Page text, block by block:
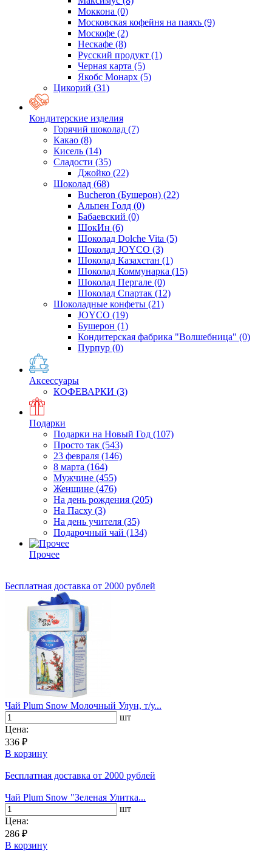
Моккона (0)
Московская кофейня на паяхъ (9)
Москофе (2)
Нескафе (8)
Русский продукт (1)
Черная карта (5)
Якобс Монарх (5)
Цикорий (31)
Кондитерские изделия
Горячий шоколад (7)
Какао (8)
Кисель (14)
Сладости (35)
Джойко (22)
Шоколад (68)
Bucheron (Бушерон) (22)
Альпен Голд (0)
Бабаевский (0)
ШокИн (6)
Шоколад Dolche Vita (5)
Шоколад JOYCO (3)
Шоколад Казахстан (1)
Шоколад Коммунарка (15)
Шоколад Пергале (0)
Шоколад Спартак (12)
Шоколадные конфеты (21)
JOYCO (19)
Бушерон (1)
Кондитерская фабрика "Волшебница" (0)
Пурпур (0)
Аксессуары
КОФЕВАРКИ (3)
Подарки
Подарки на Новый Год (107)
Просто так (543)
23 февраля (146)
8 марта (164)
Мужчине (455)
Женщине (476)
На день рождения (205)
На Пасху (3)
На день учителя (35)
Подарочный чай (134)
Прочее
Бесплатная доставка от 2000 рублей
Чай Plum Snow Молочный Улун, т/у...
шт
Цена:
336 ₽
В корзину
Бесплатная доставка от 2000 рублей
Чай Plum Snow "Зеленая Улитка...
шт
Цена:
286 ₽
В корзину